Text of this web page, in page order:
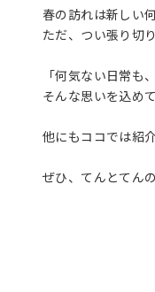
春の訪れは新しい
ただ、つい張り切
「何気ない日常も
そんな思いを込めて
他にもココでは紹
ぜひ、てんとてん